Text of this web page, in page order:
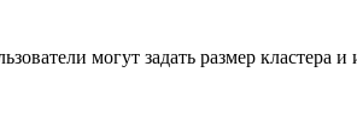
могут задать размер кластера и